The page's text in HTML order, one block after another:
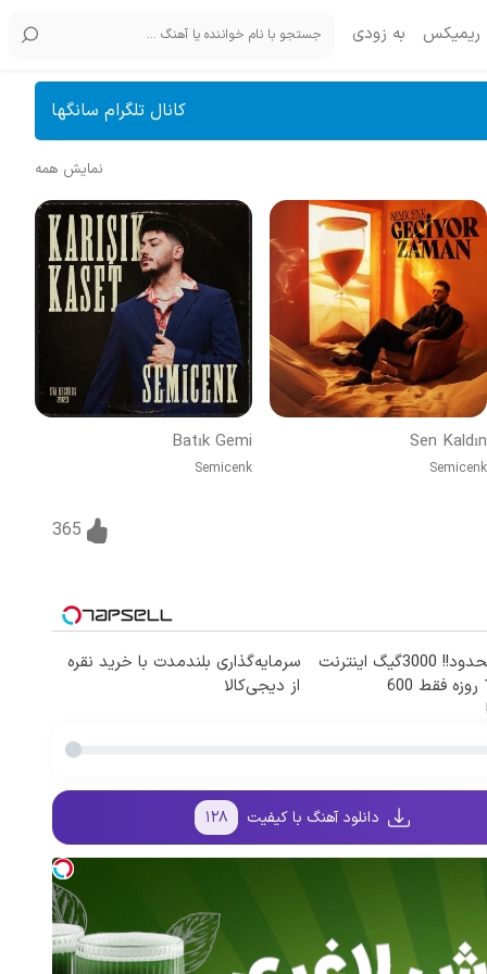
ریمیکس به زودی
کانال تلگرام سانگها
نمایش همه
Sen Kaldın
Semicenk
Batık Gemi
Semicenk
365
⏳فرصت محدود!! 3000گیگ اینترنت
خانگی 180 روزه فقط 600
سرمایه‌گذاری بلندمدت با خرید نقره
از دیجی‌کالا
دانلود آهنگ با کیفیت ۱۲۸